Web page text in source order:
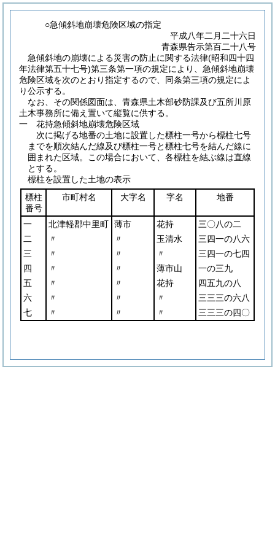
○急傾斜地崩壊危険区域の指定
平成八年二月二十六日
青森県告示第百二十八号
急傾斜地の崩壊による災害の防止に関する法律(昭和四十四
年法律第五十七号)第三条第一項の規定により、急傾斜地崩壊
危険区域を次のとおり指定するので、同条第三項の規定によ
り公示する。
なお、その関係図面は、青森県土木部砂防課及び五所川原
土木事務所に備え置いて縦覧に供する。
一 花持急傾斜地崩壊危険区域
次に掲げる地番の土地に設置した標柱一号から標柱七号
までを順次結んだ線及び標柱一号と標柱七号を結んだ線に
囲まれた区域。この場合において、各標柱を結ぶ線は直線
とする。
標柱を設置した土地の表示
標柱
番号
市町村名 大字名 字名 地番
一 北津軽郡中里町 薄市 花持
三〇八の二
二
〃 〃 玉清水
三四一の八六
三
〃 〃 〃
三四一の七四
四
〃 〃 薄市山
一の三九
五
〃 〃 花持
四五九の八
六
〃 〃 〃
三三三の六八
七
〃 〃 〃 三三三の四〇